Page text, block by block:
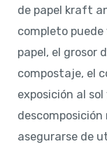
de papel kraft
completo
papel, el grosor
compostaje, el
exposición al
asegurarse de